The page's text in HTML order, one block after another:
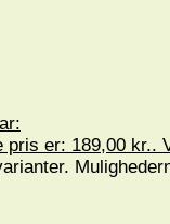
pris er: 189,00 kr..